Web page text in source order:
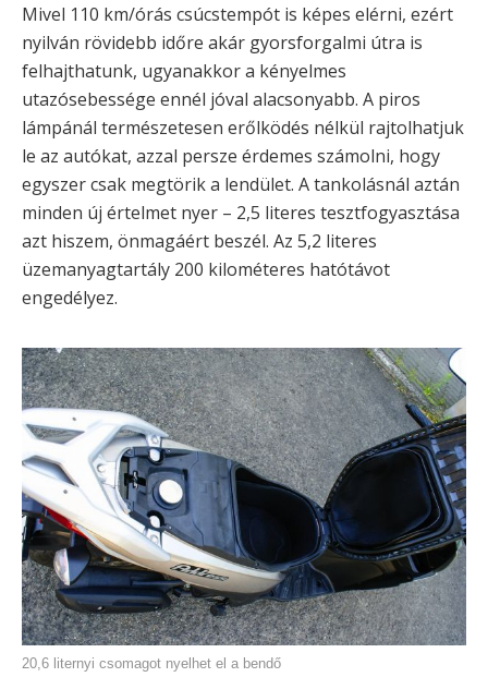
Mivel 110 km/órás csúcstempót is képes elérni, ezért
nyilván rövidebb időre akár gyorsforgalmi útra is
felhajthatunk, ugyanakkor a kényelmes
utazósebessége ennél jóval alacsonyabb. A piros
lámpánál természetesen erőlködés nélkül rajtolhatjuk
le az autókat, azzal persze érdemes számolni, hogy
egyszer csak megtörik a lendület. A tankolásnál aztán
minden új értelmet nyer – 2,5 literes tesztfogyasztása
azt hiszem, önmagáért beszél. Az 5,2 literes
üzemanyagtartály 200 kilométeres hatótávot
engedélyez.
20,6 liternyi csomagot nyelhet el a bendő